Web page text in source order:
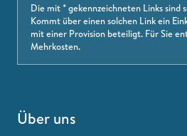
Die mit * gekennzeichneten Links sind
Kommt über einen solchen Link ein
mit einer Provision beteiligt. Für Sie
Mehrkosten.
Über uns